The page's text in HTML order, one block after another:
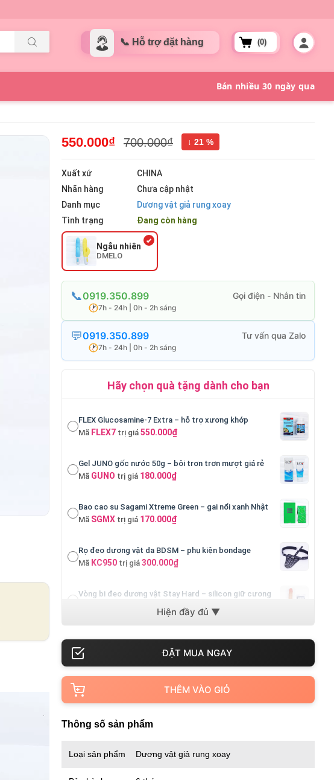
(0)
550.000₫ 700.000₫ ↓ 21 %
Xuất xứ
CHINA
Nhãn hàng
Chưa cập nhật
Danh mục
Dương vật giả rung xoay
Tình trạng
Đang còn hàng
Ngẫu nhiên
DMELO
0919.350.899
7h - 24h | 0h - 2h sáng
0919.350.899
7h - 24h | 0h - 2h sáng
Hãy chọn quà tặng dành cho bạn
FLEX Glucosamine-7 Extra – hỗ trợ xương khớp
Mã FLEX7 trị giá 550.000₫
Gel JUNO gốc nước 50g – bôi trơn trơn mượt giá rẻ
Mã GUNO trị giá 180.000₫
Bao cao su Sagami Xtreme Green – gai nổi xanh Nhật
Mã SGMX trị giá 170.000₫
Rọ đeo dương vật da BDSM – phụ kiện bondage
Mã KC950 trị giá 300.000₫
Vòng bi đeo dương vật Stay Hard – silicon giữ cương
200.000₫
Mã
200.000₫
THÊM VÀO GIỎ
Thông số sản phẩm
Loại sản phẩm Dương vật giả rung xoay